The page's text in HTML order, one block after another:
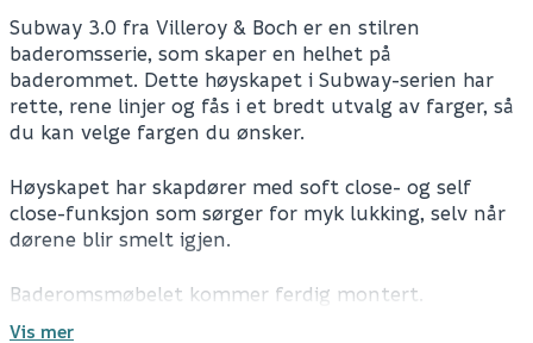
Subway 3.0 fra Villeroy & Boch er en stilren
baderomsserie, som skaper en helhet på
baderommet. Dette høyskapet i Subway-serien har
rette, rene linjer og fås i et bredt utvalg av farger, så
du kan velge fargen du ønsker.
Høyskapet har skapdører med soft close- og self
close-funksjon som sørger for myk lukking, selv når
dørene blir smelt igjen.
Baderomsmøbelet kommer ferdig montert.
Vis mer